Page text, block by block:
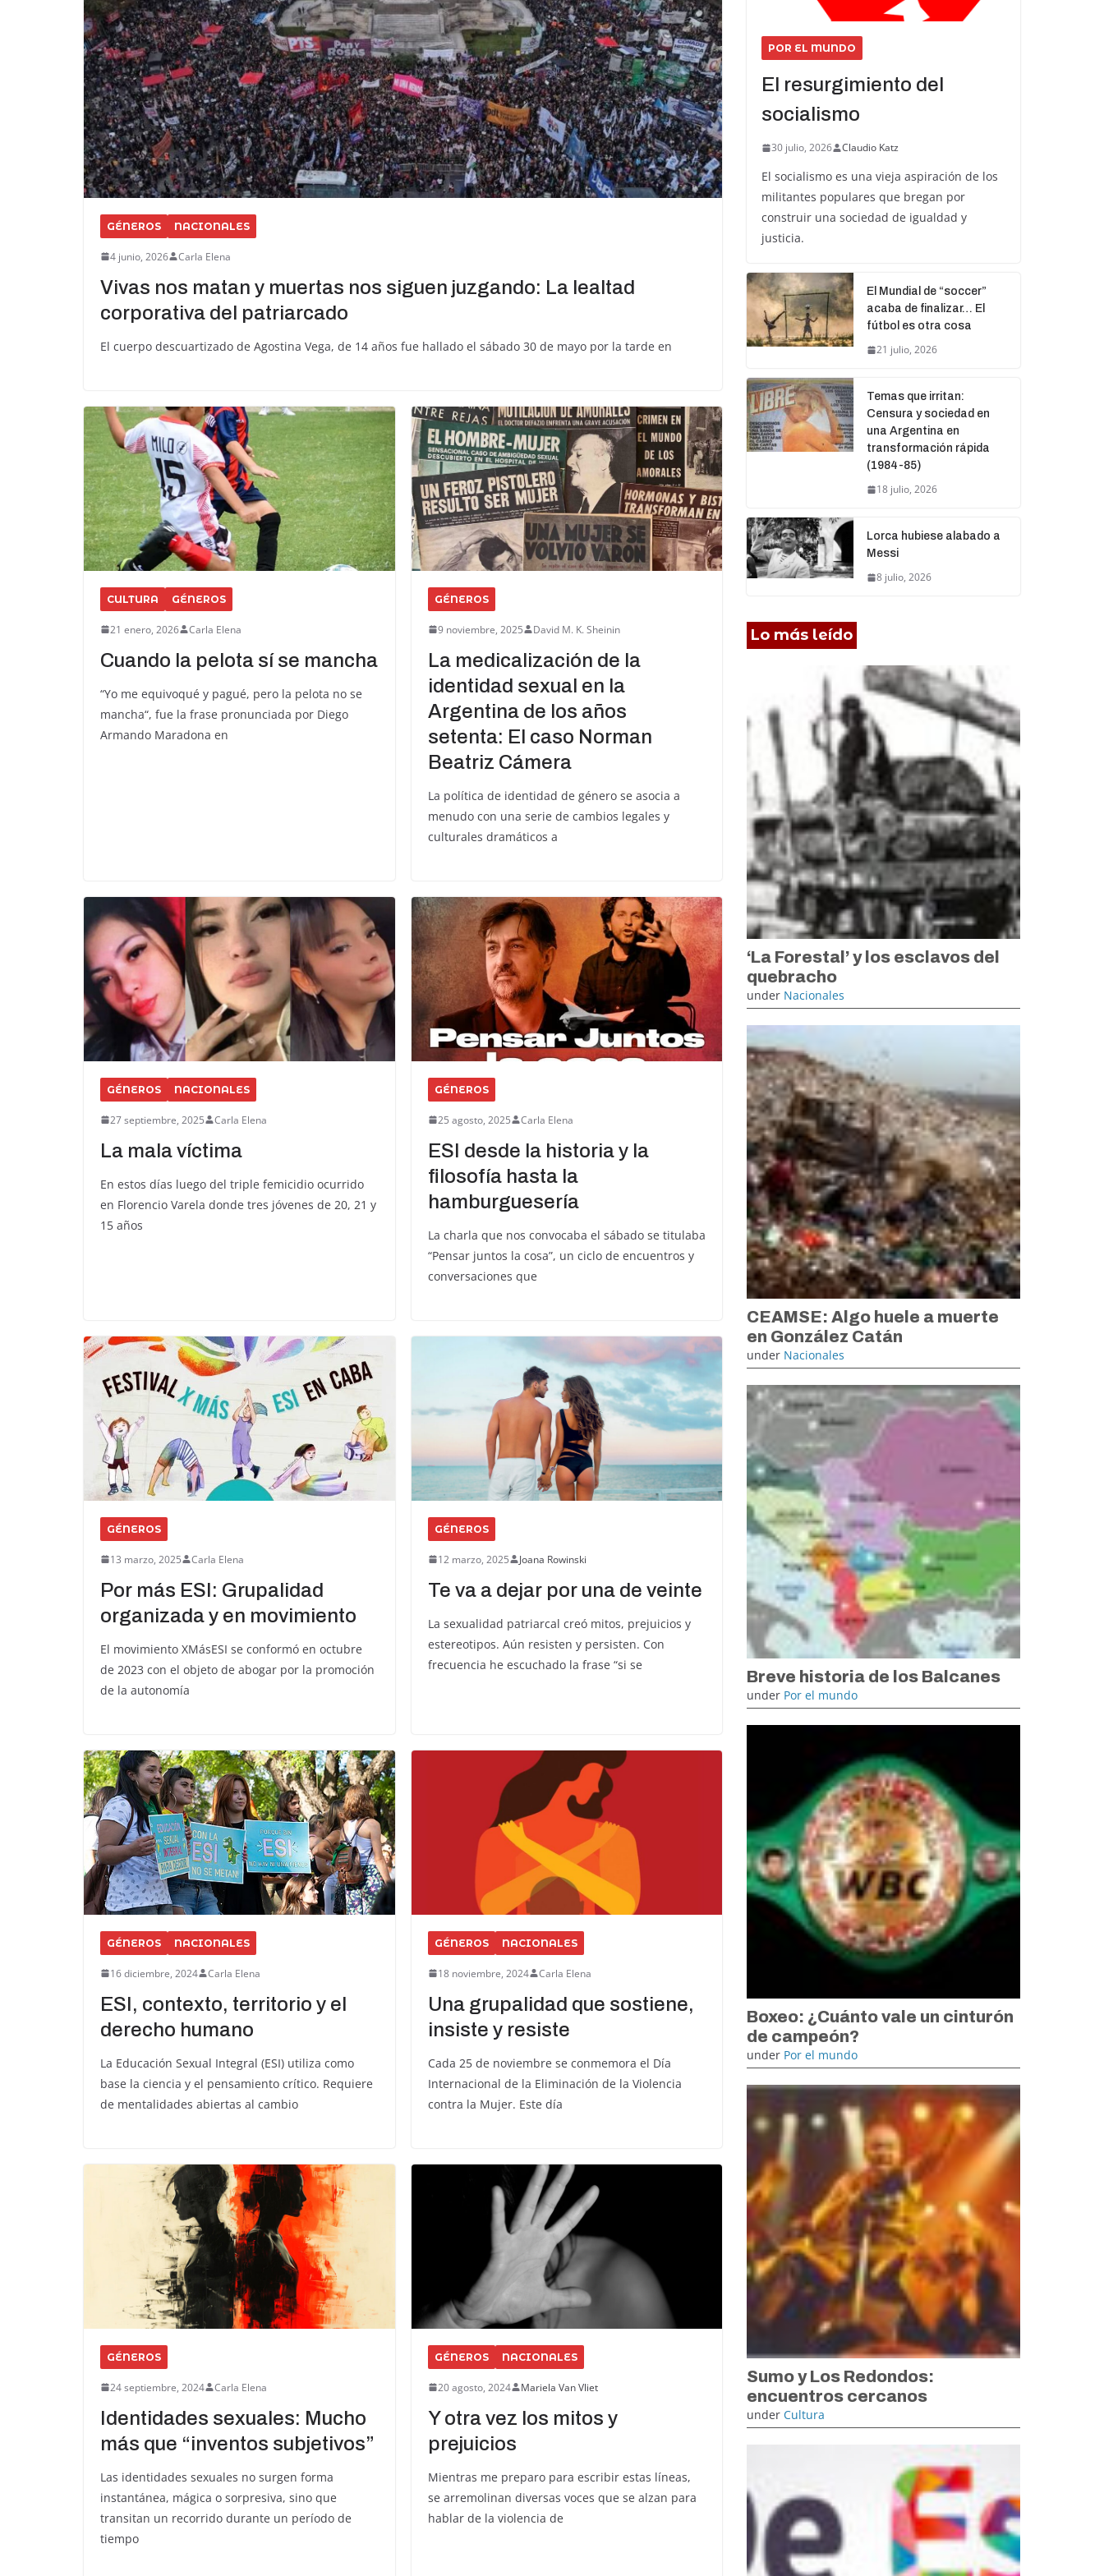
GÉNEROS NACIONALES
4 junio, 2026 Carla Elena
Vivas nos matan y muertas nos siguen juzgando: La lealtad
corporativa del patriarcado
El cuerpo descuartizado de Agostina Vega, de 14 años fue hallado el sábado 30 de mayo por la tarde en
CULTURA GÉNEROS
21 enero, 2026 Carla Elena
Cuando la pelota sí se mancha
“Yo me equivoqué y pagué, pero la pelota no se
mancha“, fue la frase pronunciada por Diego
Armando Maradona en
GÉNEROS
9 noviembre, 2025 David M. K. Sheinin
La medicalización de la
identidad sexual en la
Argentina de los años
setenta: El caso Norman
Beatriz Cámera
La política de identidad de género se asocia a
menudo con una serie de cambios legales y
culturales dramáticos a
GÉNEROS NACIONALES
27 septiembre, 2025 Carla Elena
La mala víctima
En estos días luego del triple femicidio ocurrido
en Florencio Varela donde tres jóvenes de 20, 21 y
15 años
GÉNEROS
25 agosto, 2025 Carla Elena
ESI desde la historia y la
filosofía hasta la
hamburguesería
La charla que nos convocaba el sábado se titulaba
“Pensar juntos la cosa”, un ciclo de encuentros y
conversaciones que
GÉNEROS
13 marzo, 2025 Carla Elena
Por más ESI: Grupalidad
organizada y en movimiento
El movimiento XMásESI se conformó en octubre
de 2023 con el objeto de abogar por la promoción
de la autonomía
GÉNEROS
12 marzo, 2025 Joana Rowinski
Te va a dejar por una de veinte
La sexualidad patriarcal creó mitos, prejuicios y
estereotipos. Aún resisten y persisten. Con
frecuencia he escuchado la frase “si se
GÉNEROS NACIONALES
16 diciembre, 2024 Carla Elena
ESI, contexto, territorio y el
derecho humano
La Educación Sexual Integral (ESI) utiliza como
base la ciencia y el pensamiento crítico. Requiere
de mentalidades abiertas al cambio
GÉNEROS NACIONALES
18 noviembre, 2024 Carla Elena
Una grupalidad que sostiene,
insiste y resiste
Cada 25 de noviembre se conmemora el Día
Internacional de la Eliminación de la Violencia
contra la Mujer. Este día
GÉNEROS
24 septiembre, 2024 Carla Elena
Identidades sexuales: Mucho
más que “inventos subjetivos”
Las identidades sexuales no surgen forma
instantánea, mágica o sorpresiva, sino que
transitan un recorrido durante un período de
tiempo
GÉNEROS NACIONALES
20 agosto, 2024 Mariela Van Vliet
Y otra vez los mitos y
prejuicios
Mientras me preparo para escribir estas líneas,
se arremolinan diversas voces que se alzan para
hablar de la violencia de
POR EL MUNDO
El resurgimiento del
socialismo
30 julio, 2026 Claudio Katz
El socialismo es una vieja aspiración de los
militantes populares que bregan por
construir una sociedad de igualdad y
justicia.
El Mundial de “soccer”
acaba de finalizar… El
fútbol es otra cosa
21 julio, 2026
Temas que irritan:
Censura y sociedad en
una Argentina en
transformación rápida
(1984-85)
18 julio, 2026
Lorca hubiese alabado a
Messi
8 julio, 2026
Lo más leído
‘La Forestal’ y los esclavos del
quebracho
under Nacionales
CEAMSE: Algo huele a muerte
en González Catán
under Nacionales
Breve historia de los Balcanes
under Por el mundo
Boxeo: ¿Cuánto vale un cinturón
de campeón?
under Por el mundo
Sumo y Los Redondos:
encuentros cercanos
under Cultura